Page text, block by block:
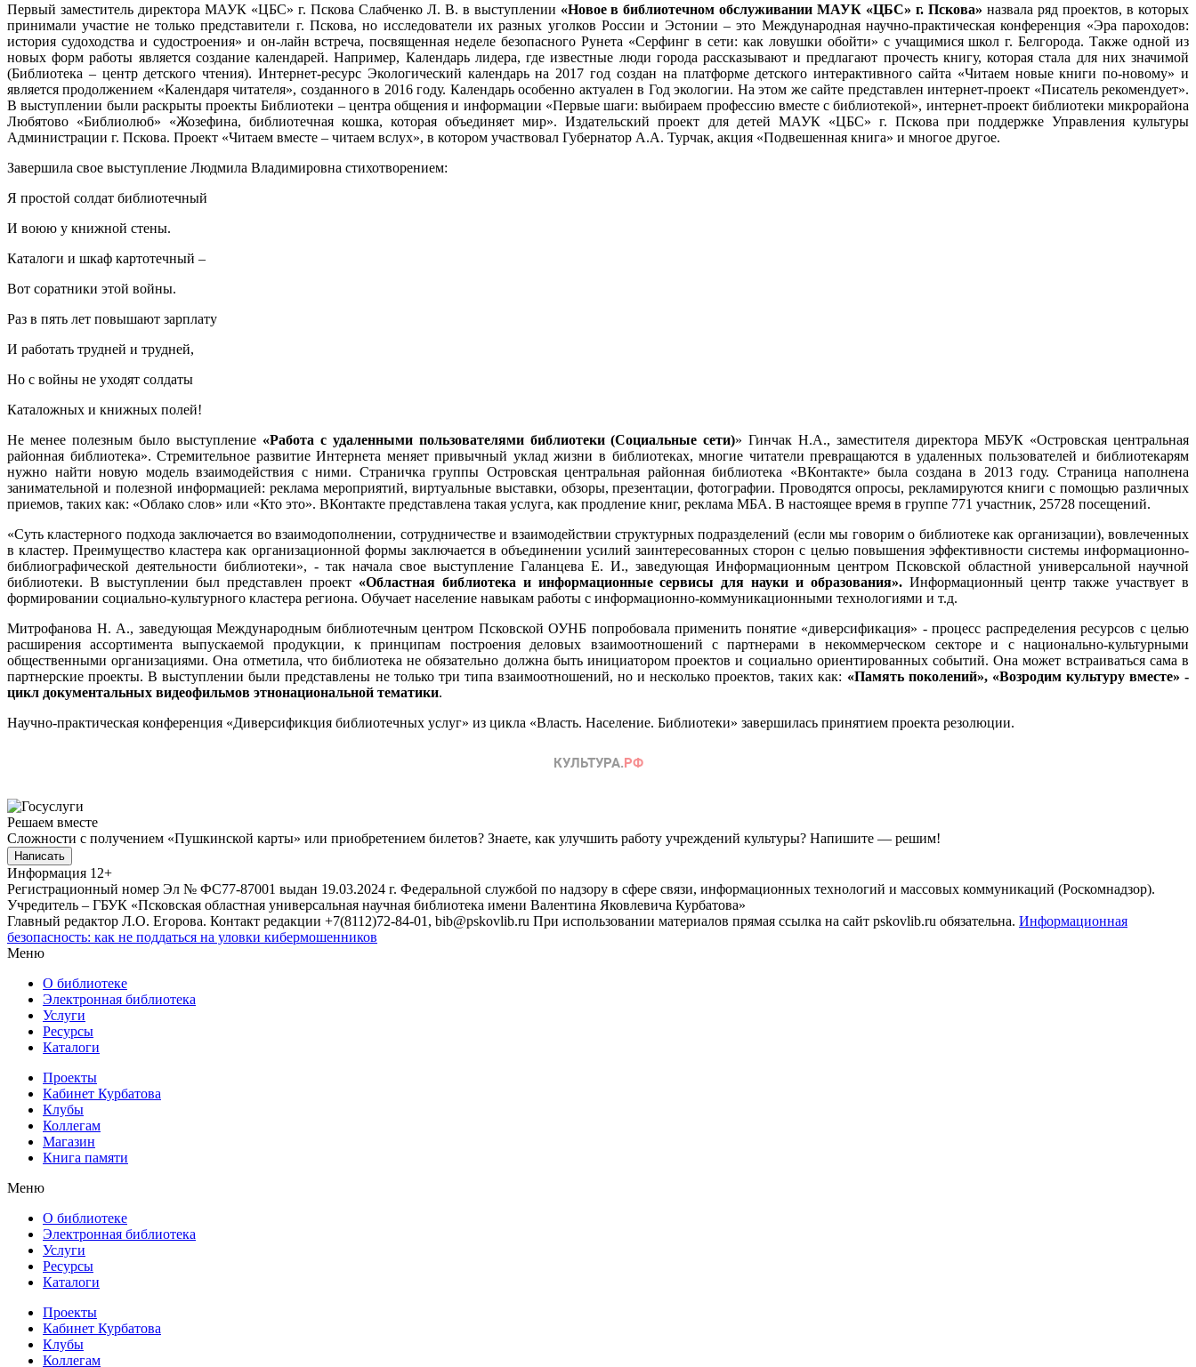
Первый заместитель директора МАУК «ЦБС» г. Пскова Слабченко Л. В. в выступлении «Новое в библиотечном обслуживании МАУК «ЦБС» г. Пскова» назвала ряд проектов, в которых
принимали участие не только представители г. Пскова, но исследователи их разных уголков России и Эстонии – это Международная научно-практическая конференция «Эра пароходов:
история судоходства и судостроения» и он-лайн встреча, посвященная неделе безопасного Рунета «Серфинг в сети: как ловушки обойти» с учащимися школ г. Белгорода. Также одной из
новых форм работы является создание календарей. Например, Календарь лидера, где известные люди города рассказывают и предлагают прочесть книгу, которая стала для них значимой
(Библиотека – центр детского чтения). Интернет-ресурс Экологический календарь на 2017 год создан на платформе детского интерактивного сайта «Читаем новые книги по-новому» и
является продолжением «Календаря читателя», созданного в 2016 году. Календарь особенно актуален в Год экологии. На этом же сайте представлен интернет-проект «Писатель рекомендует».
В выступлении были раскрыты проекты Библиотеки – центра общения и информации «Первые шаги: выбираем профессию вместе с библиотекой», интернет-проект библиотеки микрорайона
Любятово «Библиолюб» «Жозефина, библиотечная кошка, которая объединяет мир». Издательский проект для детей МАУК «ЦБС» г. Пскова при поддержке Управления культуры
Администрации г. Пскова. Проект «Читаем вместе – читаем вслух», в котором участвовал Губернатор А.А. Турчак, акция «Подвешенная книга» и многое другое.
Завершила свое выступление Людмила Владимировна стихотворением:
Я простой солдат библиотечный
И воюю у книжной стены.
Каталоги и шкаф картотечный –
Вот соратники этой войны.
Раз в пять лет повышают зарплату
И работать трудней и трудней,
Но с войны не уходят солдаты
Каталожных и книжных полей!
Не менее полезным было выступление «Работа с удаленными пользователями библиотеки (Социальные сети)» Гинчак Н.А., заместителя директора МБУК «Островская центральная
районная библиотека». Стремительное развитие Интернета меняет привычный уклад жизни в библиотеках, многие читатели превращаются в удаленных пользователей и библиотекарям
нужно найти новую модель взаимодействия с ними. Страничка группы Островская центральная районная библиотека «ВКонтакте» была создана в 2013 году. Страница наполнена
занимательной и полезной информацией: реклама мероприятий, виртуальные выставки, обзоры, презентации, фотографии. Проводятся опросы, рекламируются книги с помощью различных
приемов, таких как: «Облако слов» или «Кто это». ВКонтакте представлена такая услуга, как продление книг, реклама МБА. В настоящее время в группе 771 участник, 25728 посещений.
«Суть кластерного подхода заключается во взаимодополнении, сотрудничестве и взаимодействии структурных подразделений (если мы говорим о библиотеке как организации), вовлеченных
в кластер. Преимущество кластера как организационной формы заключается в объединении усилий заинтересованных сторон с целью повышения эффективности системы информационно-
библиографической деятельности библиотеки», - так начала свое выступление Галанцева Е. И., заведующая Информационным центром Псковской областной универсальной научной
библиотеки. В выступлении был представлен проект «Областная библиотека и информационные сервисы для науки и образования». Информационный центр также участвует в
формировании социально-культурного кластера региона. Обучает население навыкам работы с информационно-коммуникационными технологиями и т.д.
Митрофанова Н. А., заведующая Международным библиотечным центром Псковской ОУНБ попробовала применить понятие «диверсификация» - процесс распределения ресурсов с целью
расширения ассортимента выпускаемой продукции, к принципам построения деловых взаимоотношений с партнерами в некоммерческом секторе и с национально-культурными
общественными организациями. Она отметила, что библиотека не обязательно должна быть инициатором проектов и социально ориентированных событий. Она может встраиваться сама в
партнерские проекты. В выступлении были представлены не только три типа взаимоотношений, но и несколько проектов, таких как: «Память поколений», «Возродим культуру вместе» -
цикл документальных видеофильмов этнонациональной тематики.
Научно-практическая конференция «Диверсификция библиотечных услуг» из цикла «Власть. Население. Библиотеки» завершилась принятием проекта резолюции.
Решаем вместе
Сложности с получением «Пушкинской карты» или приобретением билетов? Знаете, как улучшить работу учреждений культуры? Напишите — решим!
Написать
Информация 12+
Регистрационный номер Эл № ФС77-87001 выдан 19.03.2024 г. Федеральной службой по надзору в сфере связи, информационных технологий и массовых коммуникаций (Роскомнадзор).
Учредитель – ГБУК «Псковская областная универсальная научная библиотека имени Валентина Яковлевича Курбатова»
Главный редактор Л.О. Егорова. Контакт редакции +7(8112)72-84-01, bib@pskovlib.ru При использовании материалов прямая ссылка на сайт pskovlib.ru обязательна. Информационная
безопасность: как не поддаться на уловки кибермошенников
Меню
О библиотеке
Электронная библиотека
Услуги
Ресурсы
Каталоги
Проекты
Кабинет Курбатова
Клубы
Коллегам
Магазин
Книга памяти
Меню
О библиотеке
Электронная библиотека
Услуги
Ресурсы
Каталоги
Проекты
Кабинет Курбатова
Клубы
Коллегам